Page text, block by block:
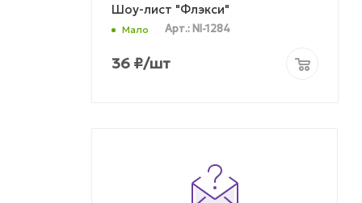
Шоу-лист "Флэкси"
Мало Арт.: NI-1284
36 ₽/шт